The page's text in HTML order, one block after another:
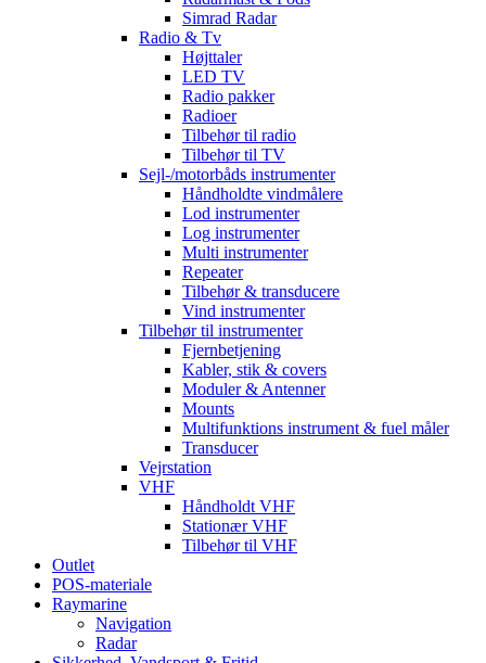
Simrad Radar
Radio & Tv
Højttaler
LED TV
Radio pakker
Radioer
Tilbehør til radio
Tilbehør til TV
Sejl-/motorbåds instrumenter
Håndholdte vindmålere
Lod instrumenter
Log instrumenter
Multi instrumenter
Repeater
Tilbehør & transducere
Vind instrumenter
Tilbehør til instrumenter
Fjernbetjening
Kabler, stik & covers
Moduler & Antenner
Mounts
Multifunktions instrument & fuel måler
Transducer
Vejrstation
VHF
Håndholdt VHF
Stationær VHF
Tilbehør til VHF
Outlet
POS-materiale
Raymarine
Navigation
Radar